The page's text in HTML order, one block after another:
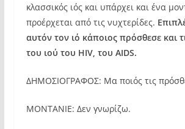
κλασσικός ιός και υπάρχει και ένα
προέρχεται από τις νυχτερίδες.
αυτόν τον ιό κάποιος πρόσθεσε και
του ιού του HIV, του AIDS.
ΔΗΜΟΣΙΟΓΡΑΦΟΣ: Μα ποιός τις
ΜΟΝΤΑΝΙΕ: Δεν γνωρίζω.